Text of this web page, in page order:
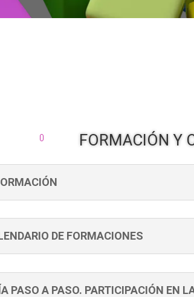
FORMACIÓN Y
DE FORMACIONES
PASO A PASO. PARTICIPACIÓN EN